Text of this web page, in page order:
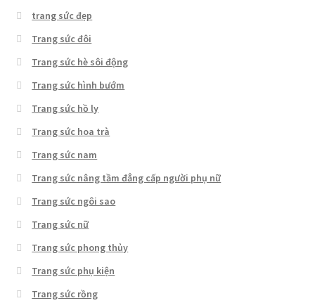
trang sức đẹp
Trang sức đôi
Trang sức hè sôi động
Trang sức hình bướm
Trang sức hồ ly
Trang sức hoa trà
Trang sức nam
Trang sức nâng tầm đẳng cấp người phụ nữ
Trang sức ngôi sao
Trang sức nữ
Trang sức phong thủy
Trang sức phụ kiện
Trang sức rồng